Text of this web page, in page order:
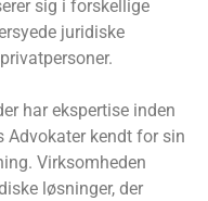
sig i forskellige
juridiske
har ekspertise inden
Advokater kendt for sin
Virksomheden
løsninger, der